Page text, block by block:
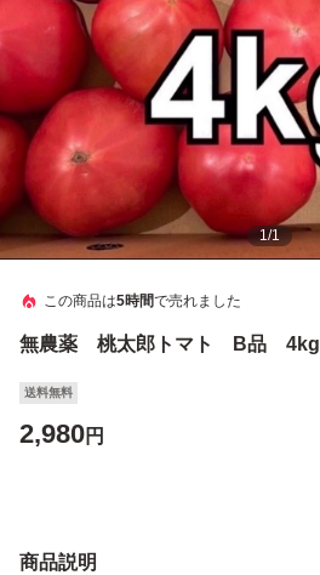
1/1
この商品は5時間で売れました
無農薬 桃太郎トマト B品 4kg
送料無料
2,980円
商品説明